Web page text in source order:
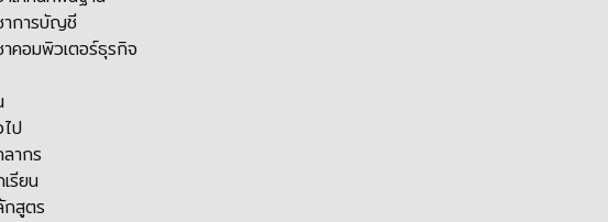
าการบัญชี
คอมพิวเตอร์ธุรกิจ
ป
ากร
รียน
สูตร